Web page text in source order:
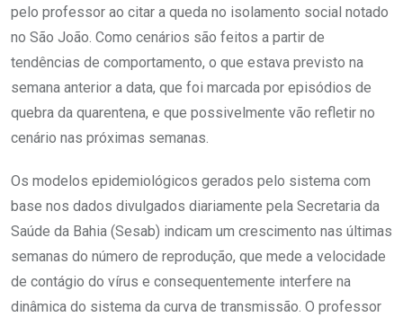
pelo professor ao citar a queda no isolamento social notado
no São João. Como cenários são feitos a partir de
tendências de comportamento, o que estava previsto na
semana anterior a data, que foi marcada por episódios de
quebra da quarentena, e que possivelmente vão refletir no
cenário nas próximas semanas.
Os modelos epidemiológicos gerados pelo sistema com
base nos dados divulgados diariamente pela Secretaria da
Saúde da Bahia (Sesab) indicam um crescimento nas últimas
semanas do número de reprodução, que mede a velocidade
de contágio do vírus e consequentemente interfere na
dinâmica do sistema da curva de transmissão. O professor